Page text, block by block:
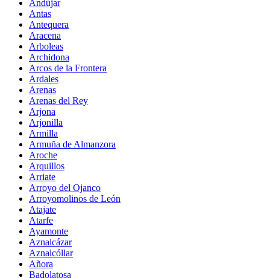
Andújar
Antas
Antequera
Aracena
Arboleas
Archidona
Arcos de la Frontera
Ardales
Arenas
Arenas del Rey
Arjona
Arjonilla
Armilla
Armuña de Almanzora
Aroche
Arquillos
Arriate
Arroyo del Ojanco
Arroyomolinos de León
Atajate
Atarfe
Ayamonte
Aznalcázar
Aznalcóllar
Añora
Badolatosa